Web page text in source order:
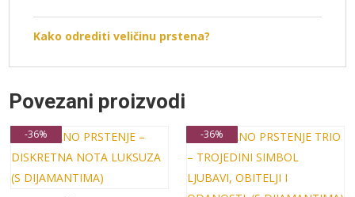
Kako odrediti veličinu prstena?
Povezani proizvodi
-36% -36%